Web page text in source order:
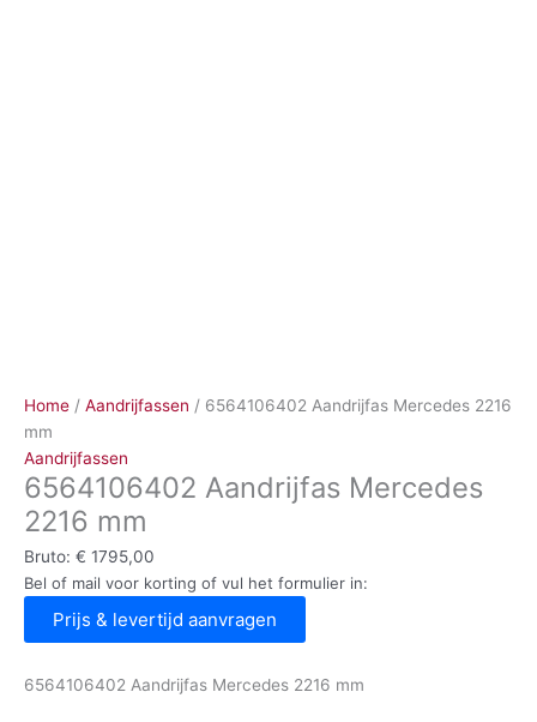
Home / Aandrijfassen / 6564106402 Aandrijfas Mercedes 2216
mm
Aandrijfassen
6564106402 Aandrijfas Mercedes
2216 mm
Bruto: € 1795,00
Bel of mail voor korting of vul het formulier in:
Prijs & levertijd aanvragen
6564106402 Aandrijfas Mercedes 2216 mm